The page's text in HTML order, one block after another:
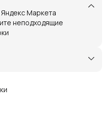
Маркета
неподходящие